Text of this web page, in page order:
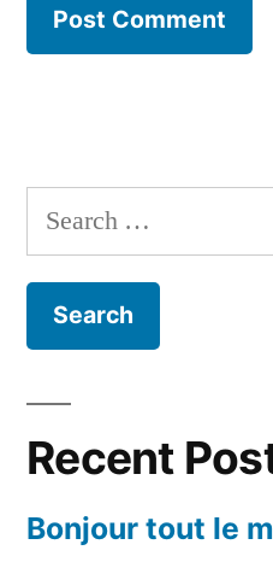
Search
for:
Recent
Bonjour tout le